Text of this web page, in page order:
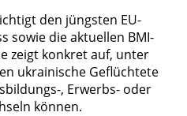
den jüngsten EU-
sowie die aktuellen BMI-
zeigt konkret auf, unter
ukrainische Geflüchtete
, Erwerbs- oder
können.